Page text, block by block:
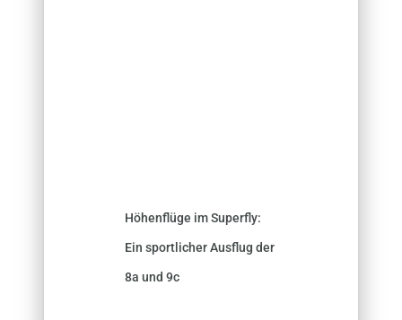
Höhenflüge im Superfly:
Ein sportlicher Ausflug der
8a und 9c